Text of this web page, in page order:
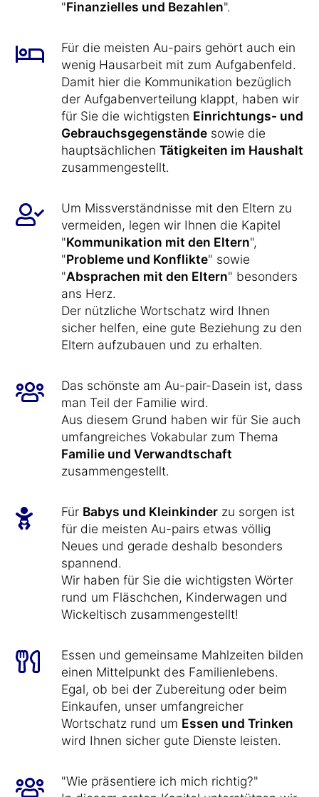
"Finanzielles und Bezahlen".
Für die meisten Au-pairs gehört auch ein
wenig Hausarbeit mit zum Aufgabenfeld.
Damit hier die Kommunikation bezüglich
der Aufgabenverteilung klappt, haben wir
für Sie die wichtigsten Einrichtungs- und
Gebrauchsgegenstände sowie die
hauptsächlichen Tätigkeiten im Haushalt
zusammengestellt.
Um Missverständnisse mit den Eltern zu
vermeiden, legen wir Ihnen die Kapitel
"Kommunikation mit den Eltern",
"Probleme und Konflikte" sowie
"Absprachen mit den Eltern" besonders
ans Herz.
Der nützliche Wortschatz wird Ihnen
sicher helfen, eine gute Beziehung zu den
Eltern aufzubauen und zu erhalten.
Das schönste am Au-pair-Dasein ist, dass
man Teil der Familie wird.
Aus diesem Grund haben wir für Sie auch
umfangreiches Vokabular zum Thema
Familie und Verwandtschaft
zusammengestellt.
Für Babys und Kleinkinder zu sorgen ist
für die meisten Au-pairs etwas völlig
Neues und gerade deshalb besonders
spannend.
Wir haben für Sie die wichtigsten Wörter
rund um Fläschchen, Kinderwagen und
Wickeltisch zusammengestellt!
Essen und gemeinsame Mahlzeiten bilden
einen Mittelpunkt des Familienlebens.
Egal, ob bei der Zubereitung oder beim
Einkaufen, unser umfangreicher
Wortschatz rund um Essen und Trinken
wird Ihnen sicher gute Dienste leisten.
"Wie präsentiere ich mich richtig?"